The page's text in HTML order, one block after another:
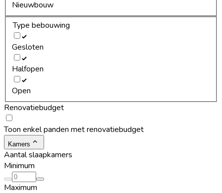
Nieuwbouw
Type bebouwing
Gesloten
Halfopen
Open
Renovatiebudget
Toon enkel panden met renovatiebudget
Kamers
Aantal slaapkamers
Minimum
Maximum